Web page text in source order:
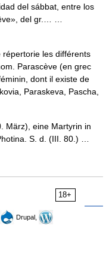
del sábbat, entre los
del gr.… …
les différents
Parascève (en grec
dont il existe de
Paraskeva, Pascha,
März), eine Martyrin in
S. d. (III. 80.) …
18+
Drupal,